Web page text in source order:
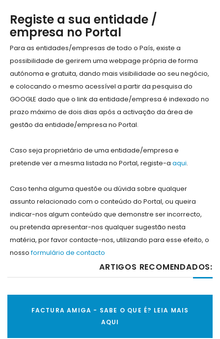
Registe a sua entidade /
empresa no Portal
Para as entidades/empresas de todo o País, existe a
possibilidade de gerirem uma webpage própria de forma
autónoma e gratuita, dando mais visibilidade ao seu negócio,
e colocando o mesmo acessível a partir da pesquisa do
GOOGLE dado que o link da entidade/empresa é indexado no
prazo máximo de dois dias após a activação da área de
gestão da entidade/empresa no Portal.
Caso seja proprietário de uma entidade/empresa e
pretende ver a mesma listada no Portal, registe-a aqui.
Caso tenha alguma questõe ou dúvida sobre qualquer
assunto relacionado com o conteúdo do Portal, ou queira
indicar-nos algum conteúdo que demonstre ser incorrecto,
ou pretenda apresentar-nos qualquer sugestão nesta
matéria, por favor contacte-nos, utilizando para esse efeito, o
nossoformulário de contacto
ARTIGOS RECOMENDADOS:
FACTURA AMIGA - SABE O QUE É? LEIA MAIS
AQUI